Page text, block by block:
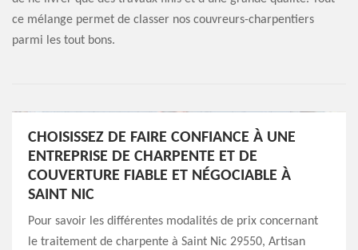
ce mélange permet de classer nos couvreurs-charpentiers
parmi les tout bons.
CHOISISSEZ DE FAIRE CONFIANCE À UNE
ENTREPRISE DE CHARPENTE ET DE
COUVERTURE FIABLE ET NÉGOCIABLE À
SAINT NIC
Pour savoir les différentes modalités de prix concernant
le traitement de charpente à Saint Nic 29550, Artisan